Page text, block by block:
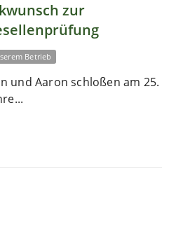
zur
Betrieb
und Aaron schloßen am 25.